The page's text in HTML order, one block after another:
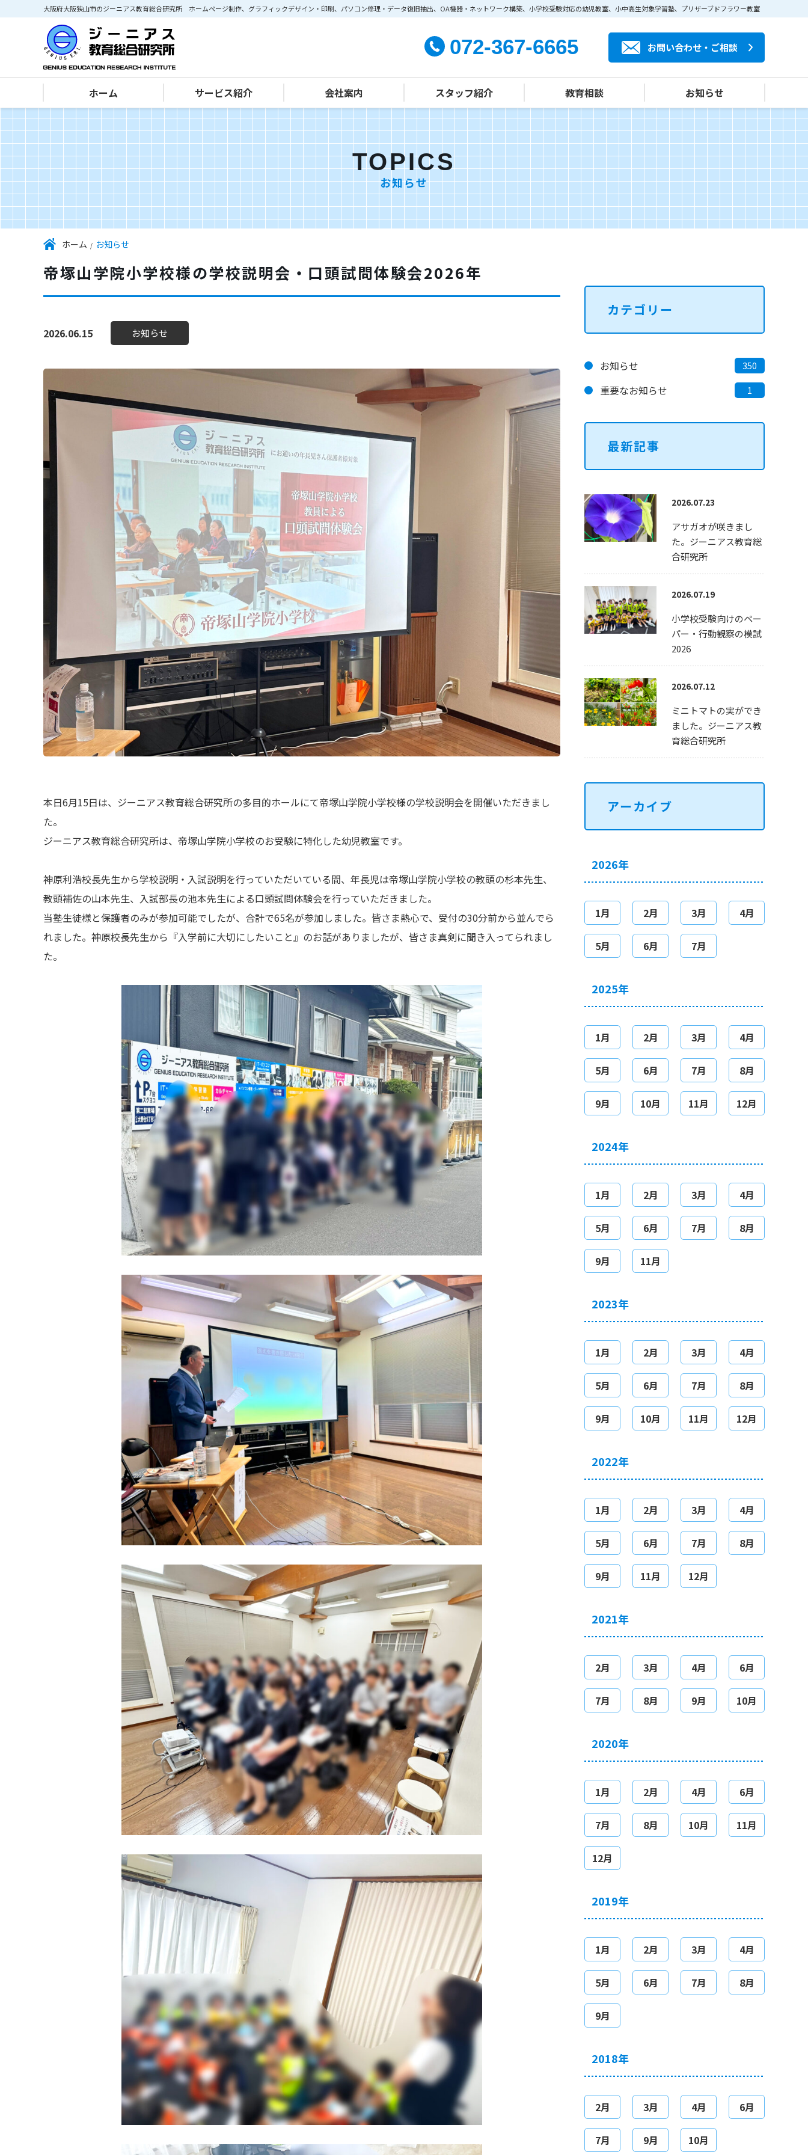
大阪府大阪狭山市のジーニアス教育総合研究所 ホームページ制作、グラフィックデザイン・印刷、パソコン修理・データ復旧抽出、OA機器・ネットワーク構築、小学校受験対応の幼児教室、小中高生対象学習塾、プリザーブドフラワー教室
072-367-6665 お問い合わせ・ご相談
ホーム サービス紹介
IT･パソコン部門
ホームページ作成・Web制作
パソコン修理・データ復旧抽出
OA機器・ネットワーク構築
ソフト開発・アプリ開発
パソコン個別講座（パソコン教室）
学習塾部門
幼児教室クラス指導
小学生クラス指導
小学生理科・実験
小学生英語・英会話
中高生クラス指導
中高生個別学習（個別指導）
カルチャー部門
プリザーブドフラワーアレンジメント教室
オーダー刺繍バッグ販売
会社案内
経営方針
会社概要
施設案内
スタッフ紹介 教育相談
私立小中高受験
登校拒否対応
子どもの心づくり
お知らせ
TOPICS
お知らせ
ホーム お知らせ
帝塚山学院小学校様の学校説明会・口頭試問体験会2026年
2026.06.15 お知らせ
本日6月15日は、ジーニアス教育総合研究所の多目的ホールにて帝塚山学院小学校様の学校説明会を開催いただきまし
た。
ジーニアス教育総合研究所は、帝塚山学院小学校のお受験に特化した幼児教室です。
神原利浩校長先生から学校説明・入試説明を行っていただいている間、年長児は帝塚山学院小学校の教頭の杉本先生、
教頭補佐の山本先生、入試部長の池本先生による口頭試問体験会を行っていただきました。
当塾生徒様と保護者のみが参加可能でしたが、合計で65名が参加しました。皆さま熱心で、受付の30分前から並んでら
れました。神原校長先生から『入学前に大切にしたいこと』のお話がありましたが、皆さま真剣に聞き入ってられまし
た。
カテゴリー
お知らせ 350
重要なお知らせ 1
最新記事
2026.07.23
アサガオが咲きまし
た。ジーニアス教育総
合研究所
2026.07.19
小学校受験向けのペー
パー・行動観察の模試
2026
2026.07.12
ミニトマトの実ができ
ました。ジーニアス教
育総合研究所
アーカイブ
2026年
1月 2月 3月 4月
5月 6月 7月
2025年
1月 2月 3月 4月
5月 6月 7月 8月
9月 10月 11月 12月
2024年
1月 2月 3月 4月
5月 6月 7月 8月
9月 11月
2023年
1月 2月 3月 4月
5月 6月 7月 8月
9月 10月 11月 12月
2022年
1月 2月 3月 4月
5月 6月 7月 8月
9月 11月 12月
2021年
2月 3月 4月 6月
7月 8月 9月 10月
2020年
1月 2月 4月 6月
7月 8月 10月 11月
12月
2019年
1月 2月 3月 4月
5月 6月 7月 8月
9月
2018年
2月 3月 4月 6月
7月 9月 10月